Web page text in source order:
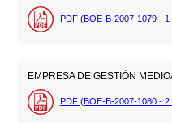
PDF (BOE-B-2007-1079 - 1
EMPRESA DE GESTIÓN
PDF (BOE-B-2007-1080 - 2